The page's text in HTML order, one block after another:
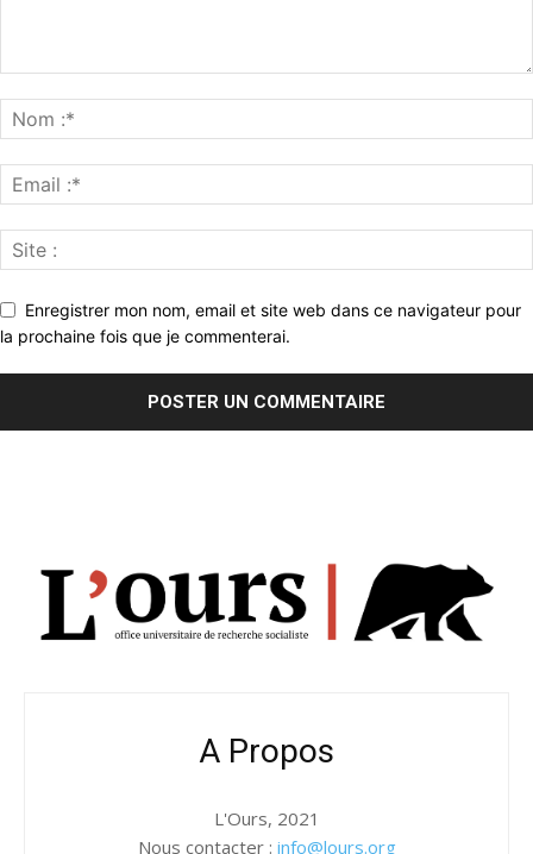
Enregistrer mon nom, email et site web dans ce navigateur pour
la prochaine fois que je commenterai.
A Propos
L'Ours, 2021
Nous contacter : info@lours.org